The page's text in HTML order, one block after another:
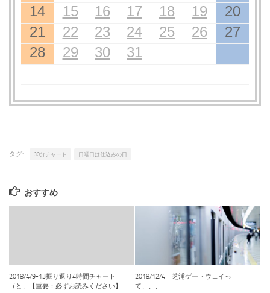
14
15 16 17 18 19
20
21
22 23 24 25 26
27
28
29 30 31
タグ: 30分チャート 日曜日は仕込みの日
おすすめ
2018/4/9-13振り返り4時間チャート
（と、【重要：必ずお読みください】
2018/12/4 芝浦ゲートウェイっ
て、、、